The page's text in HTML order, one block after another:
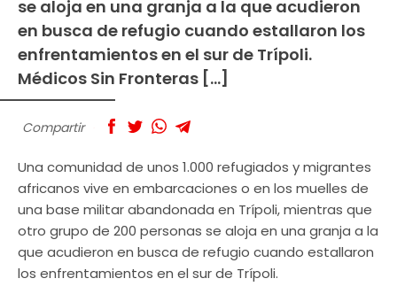
se aloja en una granja a la que acudieron
en busca de refugio cuando estallaron los
enfrentamientos en el sur de Trípoli.
Médicos Sin Fronteras […]
Compartir
Una comunidad de unos 1.000 refugiados y migrantes
africanos vive en embarcaciones o en los muelles de
una base militar abandonada en Trípoli, mientras que
otro grupo de 200 personas se aloja en una granja a la
que acudieron en busca de refugio cuando estallaron
los enfrentamientos en el sur de Trípoli.